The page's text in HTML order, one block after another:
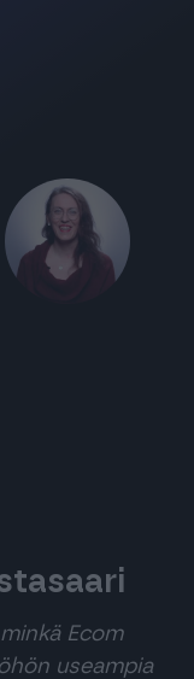
Ecom
useampia